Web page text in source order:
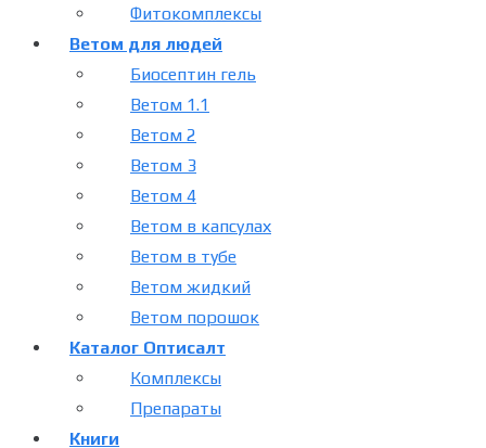
Фитокомплексы
Ветом для людей
Биосептин гель
Ветом 1.1
Ветом 2
Ветом 3
Ветом 4
Ветом в капсулах
Ветом в тубе
Ветом жидкий
Ветом порошок
Каталог Оптисалт
Комплексы
Препараты
Книги